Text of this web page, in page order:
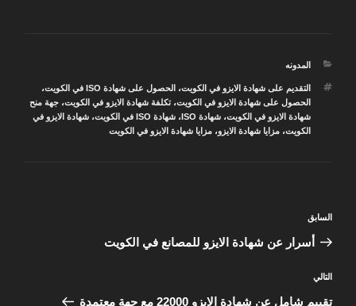
التصنيفات
المدونه
الوسوم
التقديم على شهادة الايزو في الكويت، الحصول على شهادة ISO في الكويت
،
الحصول على شهادة الايزو في الكويت،تكلفة شهادة الايزو في الكويت،جهة منح
شهادة الايزو في الكويت،شهادة ISO ،شهادة ISO في الكويت ،شهادة الايزو في
الكويت،مزايا شهادة الايزو،مزايا شهادة الايزو في الكويت
المقالات
المقالة
السابقة
السابق
أسرار عن شهادة الايزو للمصانع في الكويت
المقالة
التالية
التالي
تقييم شامل عن شهادة الايزو 22000 مع جهة معتمدة